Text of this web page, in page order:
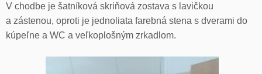
V chodbe je šatníková skriňová zostava s lavičkou
a zástenou, oproti je jednoliata farebná stena s dverami do
kúpeľne a WC a veľkoplošným zrkadlom.